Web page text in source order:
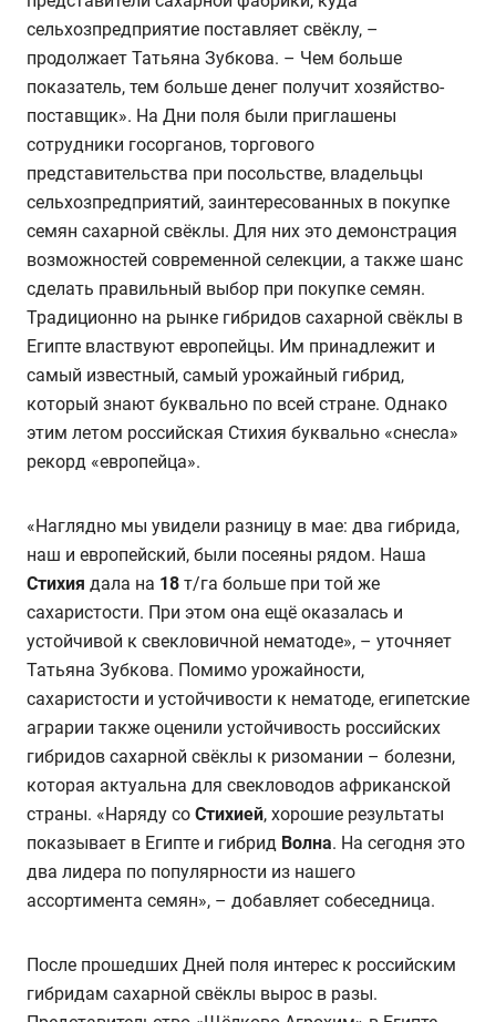
сельхозпредприятие поставляет свёклу, –
продолжает Татьяна Зубкова. – Чем больше
показатель, тем больше денег получит хозяйство-
поставщик». На Дни поля были приглашены
сотрудники госорганов, торгового
представительства при посольстве, владельцы
сельхозпредприятий, заинтересованных в покупке
семян сахарной свёклы. Для них это демонстрация
возможностей современной селекции, а также шанс
сделать правильный выбор при покупке семян.
Традиционно на рынке гибридов сахарной свёклы в
Египте властвуют европейцы. Им принадлежит и
самый известный, самый урожайный гибрид,
который знают буквально по всей стране. Однако
этим летом российская Стихия буквально «снесла»
рекорд «европейца».
«Наглядно мы увидели разницу в мае: два гибрида,
наш и европейский, были посеяны рядом. Наша
Стихия дала на 18 т/га больше при той же
сахаристости. При этом она ещё оказалась и
устойчивой к свекловичной нематоде», – уточняет
Татьяна Зубкова. Помимо урожайности,
сахаристости и устойчивости к нематоде, египетские
аграрии также оценили устойчивость российских
гибридов сахарной свёклы к ризомании – болезни,
которая актуальна для свекловодов африканской
страны. «Наряду со Стихией, хорошие результаты
показывает в Египте и гибрид Волна. На сегодня это
два лидера по популярности из нашего
ассортимента семян», – добавляет собеседница.
После прошедших Дней поля интерес к российским
гибридам сахарной свёклы вырос в разы.